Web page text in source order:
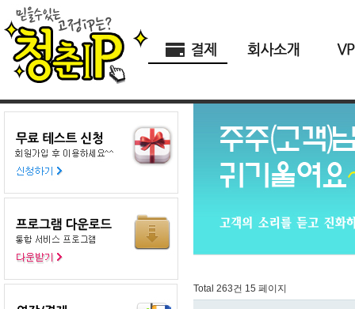
Total 263건 15 페이지